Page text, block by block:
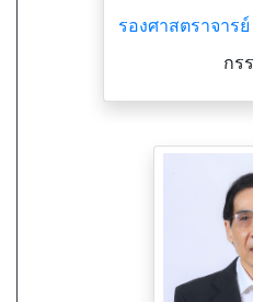
รองศาสตราจาร
กร